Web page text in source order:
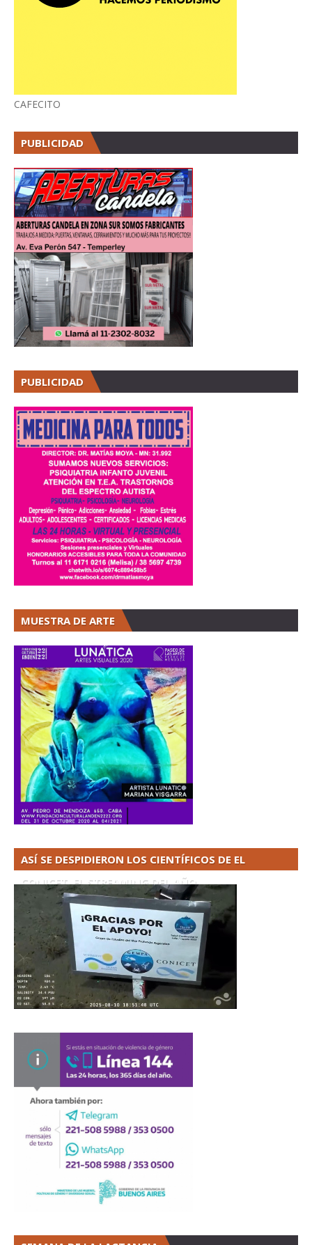
CAFECITO
PUBLICIDAD
PUBLICIDAD
MUESTRA DE ARTE
ASÍ SE DESPIDIERON LOS CIENTÍFICOS DE EL
CONICET. EL STREAMING DEL AÑO